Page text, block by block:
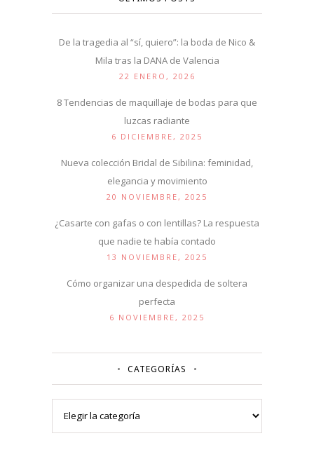
De la tragedia al “sí, quiero”: la boda de Nico &
Mila tras la DANA de Valencia
22 ENERO, 2026
8 Tendencias de maquillaje de bodas para que
luzcas radiante
6 DICIEMBRE, 2025
Nueva colección Bridal de Sibilina: feminidad,
elegancia y movimiento
20 NOVIEMBRE, 2025
¿Casarte con gafas o con lentillas? La respuesta
que nadie te había contado
13 NOVIEMBRE, 2025
Cómo organizar una despedida de soltera
perfecta
6 NOVIEMBRE, 2025
CATEGORÍAS